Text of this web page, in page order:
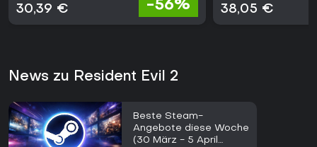
30,39 € -56% 38,05 €
News zu Resident Evil 2
Beste Steam-
Angebote diese Woche
(30 März - 5 April